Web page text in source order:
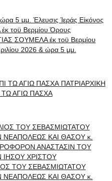
ΣΟΥΜΕΛΑ έκ τοϋ Βερμίου
2026 & ώρα 5 μμ.
ΠATPIAPXIKH
ΤΩ ΑΓΙΩ ΠΑΣΧΑ
ΤΟΥ ΣΕΒΑΣΜΙΩΤΑΤΟΥ
ΚΑΙ ΘΑΣΟΥ κ.